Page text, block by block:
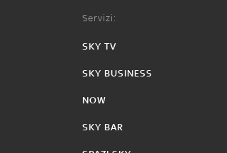
Servizi:
SKY TV
SKY BUSINESS
NOW
SKY BAR